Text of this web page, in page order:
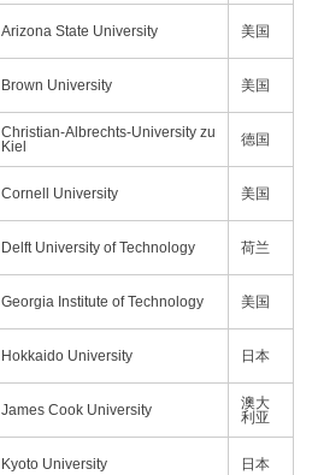
Arizona State University 美国
Brown University 美国
Christian-Albrechts-University zu
Kiel
德国
Cornell University 美国
Delft University of Technology 荷兰
Georgia Institute of Technology 美国
Hokkaido University 日本
James Cook University
澳大
利亚
Kyoto University 日本